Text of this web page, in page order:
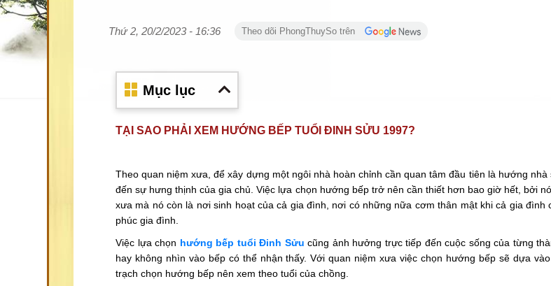
Thứ 2, 20/2/2023 - 16:36 Theo dõi PhongThuySo trên
Mục lục
TẠI SAO PHẢI XEM HƯỚNG BẾP TUỔI ĐINH SỬU 1997?
Theo quan niệm xưa, để xây dựng một ngôi nhà hoàn chỉnh cần quan tâm đầu tiên là hướng
đến sự hưng thịnh của gia chủ. Việc lựa chọn hướng bếp trở nên cần thiết hơn bao giờ hết, bởi
xưa mà nó còn là nơi sinh hoạt của cả gia đình, nơi có những nữa cơm thân mật khi cả gia
phúc gia đình.
Việc lựa chọn hướng bếp tuổi Đinh Sửu cũng ảnh hưởng trực tiếp đến cuộc sống của từng
hay không nhìn vào bếp có thể nhận thấy. Với quan niệm xưa việc chọn hướng bếp sẽ dựa
trạch chọn hướng bếp nên xem theo tuổi của chồng.